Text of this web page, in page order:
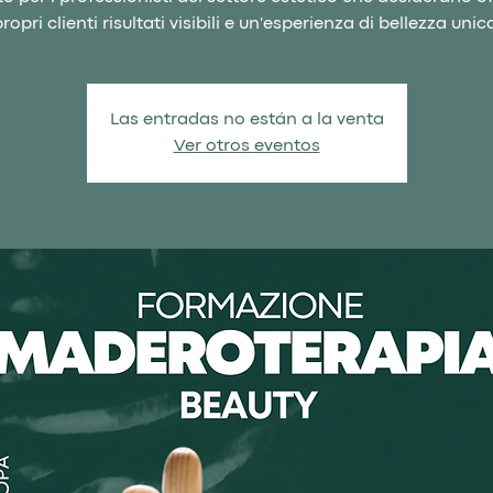
clienti risultati visibili e un'esperienza di bellezza
Las entradas no están a la venta
Ver otros eventos